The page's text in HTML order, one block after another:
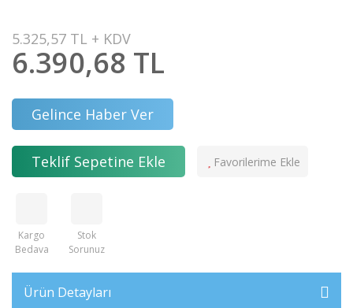
5.325,57 TL + KDV
6.390,68 TL
Gelince Haber Ver
Teklif Sepetine Ekle
Kargo
Bedava
Stok
Sorunuz
Ürün Detayları